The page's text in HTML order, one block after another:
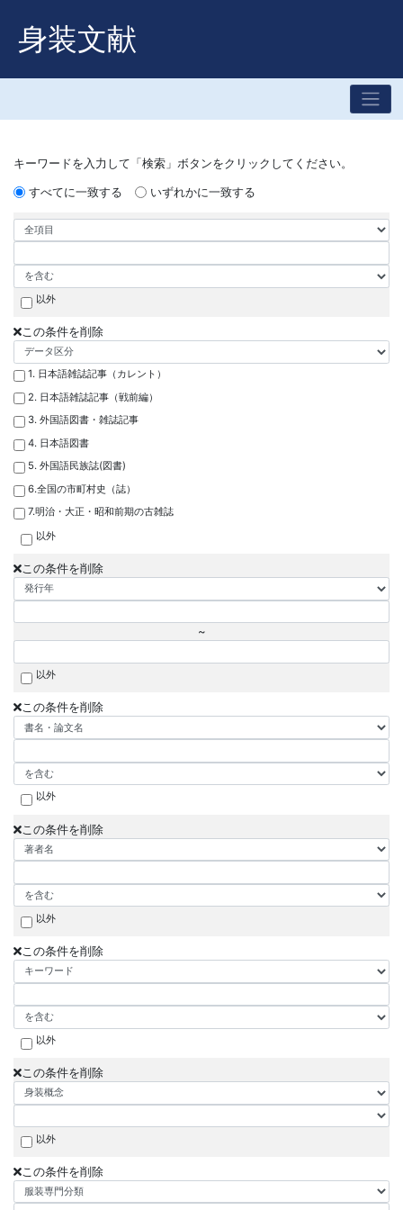
身装文献
キーワードを入力して「検索」ボタンをクリックしてください。
すべてに一致する
いずれかに一致する
以外
この条件を削除
1. 日本語雑誌記事（カレント）
2. 日本語雑誌記事（戦前編）
3. 外国語図書・雑誌記事
4. 日本語図書
5. 外国語民族誌(図書)
6.全国の市町村史（誌）
7.明治・大正・昭和前期の古雑誌
以外
この条件を削除
~
以外
この条件を削除
以外
この条件を削除
以外
この条件を削除
以外
この条件を削除
以外
この条件を削除